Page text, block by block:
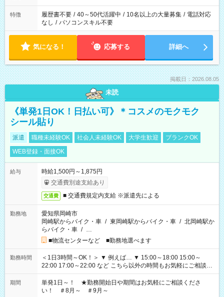
特徴 履歴書不要 / 40～50代活躍中 / 10名以上の大量募集 / 電話対応
なし / パソコンスキル不要
気になる！ 応募する 詳細へ
掲載日：2026.08.05
未読
《単発1日OK！日払い可》＊コスメのモクモク
シール貼り
派遣 職種未経験OK 社会人未経験OK 大学生歓迎
ブランクOK
WEB登録・面接OK
給与
時給1,500円～1,875円
交通費別途支給あり
交通費 ■ 交通費規定内支給 ※派遣先による
勤務地
愛知県岡崎市
岡崎駅からバイク・車 / 東岡崎駅からバイク・車 / 北岡崎駅か
らバイク・車 / …
■物流センターなど ■勤務地選べます
勤務時間
＜1日3時間～OK！＞ ▼ 例えば… ▼ 15:00～18:00 15:00～
22:00 17:00～22:00 など こちら以外の時間もお気軽にご相談く
ださい！
期間
単発1日～！ ★勤務開始日や期間はお気軽にご相談くださ
い！ ＃8月～ ＃9月～